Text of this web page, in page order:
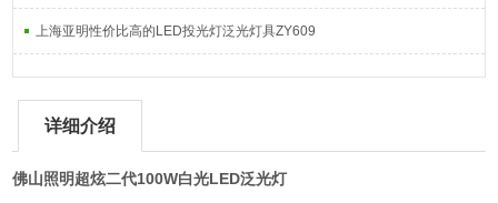
上海亚明性价比高的LED投光灯泛光灯具ZY609
详细介绍
佛山照明超炫二代100W白光LED泛光灯